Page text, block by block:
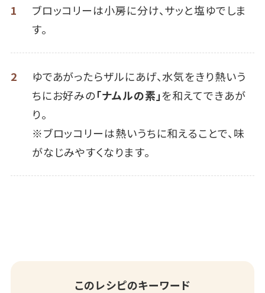
1
ブロッコリーは小房に分け、サッと塩ゆでしま
す。
2
ゆであがったらザルにあげ、水気をきり熱いう
ちにお好みの「ナムルの素」を和えてできあが
り。
※ブロッコリーは熱いうちに和えることで、味
がなじみやすくなります。
このレシピのキーワード